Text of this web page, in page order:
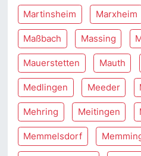
Martinsheim Marxheim
Maßbach Massing
Mauerstetten Mauth
Medlingen Meeder
Mehring Meitingen
Memmelsdorf